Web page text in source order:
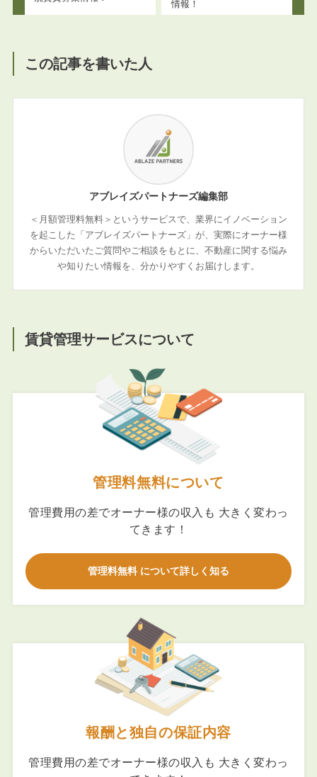
情報！
この記事を書いた人
アブレイズパートナーズ編集部
＜月額管理料無料＞というサービスで、業界にイノベーション
を起こした「アブレイズパートナーズ」が、実際にオーナー様
からいただいたご質問やご相談をもとに、不動産に関する悩み
や知りたい情報を、分かりやすくお届けします。
賃貸管理サービスについて
管理料無料について
管理費用の差でオーナー様の収入も 大きく変わっ
てきます！
管理料無料 について詳しく知る
報酬と独自の保証内容
管理費用の差でオーナー様の収入も 大きく変わっ